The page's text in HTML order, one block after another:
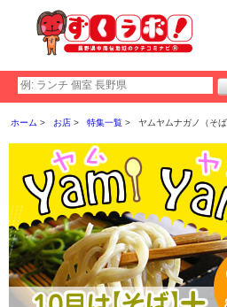
ホーム お店 特集一覧 ヤムヤムナガノ（そば